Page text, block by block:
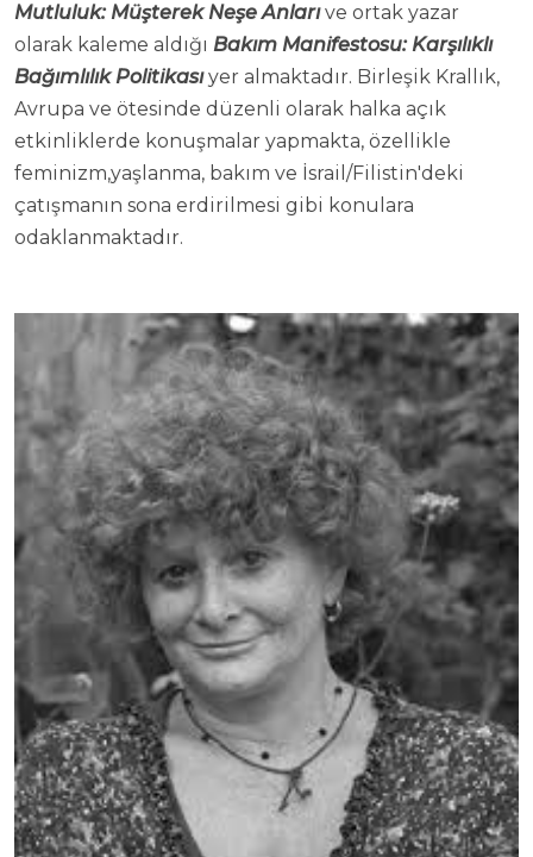
Mutluluk: Müşterek Neşe Anlarıve ortak yazar
olarak kaleme aldığı Bakım Manifestosu: Karşılıklı
Bağımlılık Politikasıyer almaktadır. Birleşik Krallık,
Avrupa ve ötesinde düzenli olarak halka açık
etkinliklerde konuşmalar yapmakta, özellikle
feminizm,yaşlanma, bakım ve İsrail/Filistin'deki
çatışmanın sona erdirilmesi gibi konulara
odaklanmaktadır.